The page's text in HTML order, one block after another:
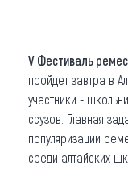
О регионе
Коллекция
Другие
V Фестиваль
пройдет завтра в
участники -
ссузов. Главная
популяризации
среди алтайских